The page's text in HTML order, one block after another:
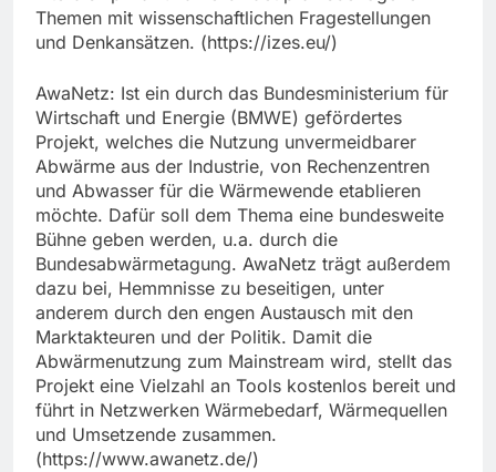
Themen mit wissenschaftlichen Fragestellungen
und Denkansätzen. (https://izes.eu/)
AwaNetz: Ist ein durch das Bundesministerium für
Wirtschaft und Energie (BMWE) gefördertes
Projekt, welches die Nutzung unvermeidbarer
Abwärme aus der Industrie, von Rechenzentren
und Abwasser für die Wärmewende etablieren
möchte. Dafür soll dem Thema eine bundesweite
Bühne geben werden, u.a. durch die
Bundesabwärmetagung. AwaNetz trägt außerdem
dazu bei, Hemmnisse zu beseitigen, unter
anderem durch den engen Austausch mit den
Marktakteuren und der Politik. Damit die
Abwärmenutzung zum Mainstream wird, stellt das
Projekt eine Vielzahl an Tools kostenlos bereit und
führt in Netzwerken Wärmebedarf, Wärmequellen
und Umsetzende zusammen.
(https://www.awanetz.de/)